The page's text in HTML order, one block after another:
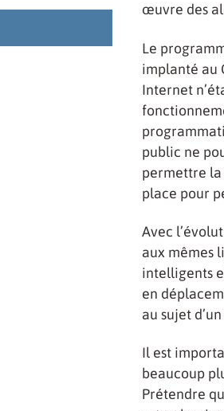
œuvre des
Le
implanté au
Internet
public ne
permettre la
place pour
Avec
aux mêmes
intelligents
en
au sujet
Il est
beaucoup
Prétendre